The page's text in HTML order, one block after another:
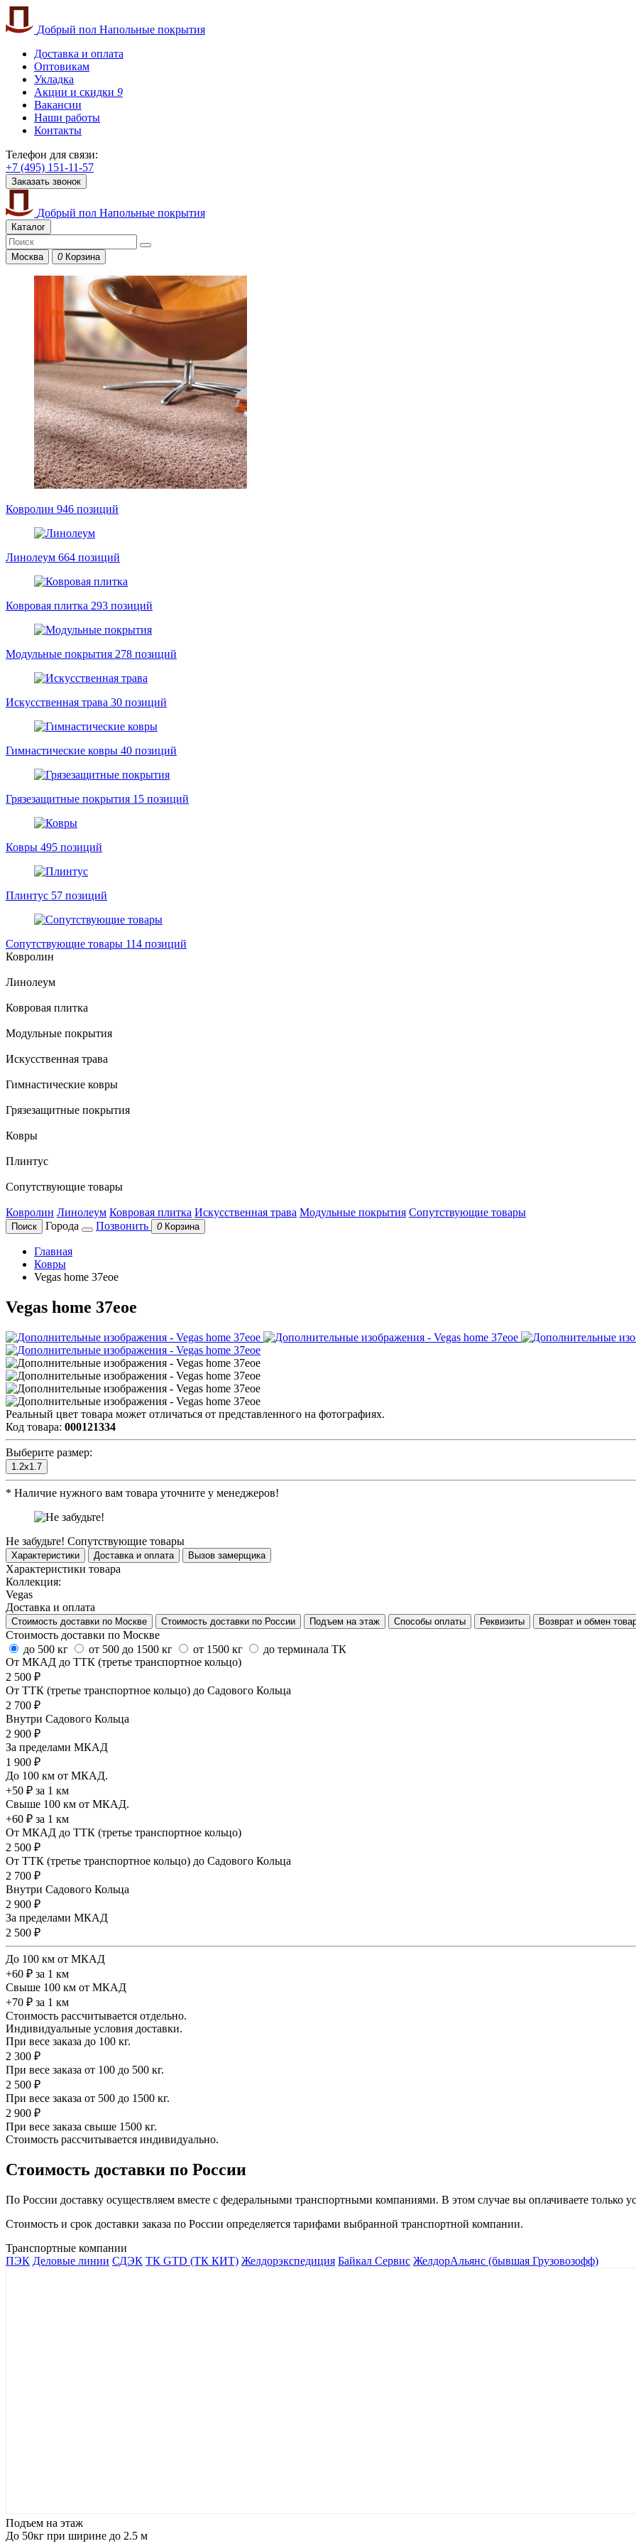
Добрый пол Напольные покрытия
Доставка и оплата
Оптовикам
Укладка
Акции и скидки 9
Вакансии
Наши работы
Контакты
Телефон для связи:
+7 (495) 151-11-57
Заказать звонок
Добрый пол Напольные покрытия
Каталог
Москва 0 Корзина
Ковролин 946 позиций
Линолеум 664 позиций
Ковровая плитка 293 позиций
Модульные покрытия 278 позиций
Искусственная трава 30 позиций
Гимнастические ковры 40 позиций
Грязезащитные покрытия 15 позиций
Ковры 495 позиций
Плинтус 57 позиций
Сопутствующие товары 114 позиций
Ковролин
Линолеум
Ковровая плитка
Модульные покрытия
Искусственная трава
Гимнастические ковры
Грязезащитные покрытия
Ковры
Плинтус
Сопутствующие товары
Ковролин Линолеум Ковровая плитка Искусственная трава Модульные покрытия Сопутствующие товары
Поиск Города Позвонить 0 Корзина
Главная
Ковры
Vegas home 37eoe
Vegas home 37eoe
Реальный цвет товара может отличаться от представленного на фотографиях.
Код товара: 000121334
Выберите размер:
1.2x1.7
* Наличие нужного вам товара уточните у менеджеров!
Не забудьте! Сопутствующие товары
Характеристики Доставка и оплата Вызов замерщика
Характеристики товара
Коллекция:
Vegas
Доставка и оплата
Стоимость доставки по Москве Стоимость доставки по России Подъем на этаж Способы оплаты Реквизиты Возврат и обмен
Стоимость доставки по Москве
до 500 кг
от 500 до 1500 кг от 1500 кг
до терминала ТК
От МКАД до ТТК (третье транспортное кольцо)
2 500 ₽
От ТТК (третье транспортное кольцо) до Садового Кольца
2 700 ₽
Внутри Садового Кольца
2 900 ₽
За пределами МКАД
1 900 ₽
До 100 км от МКАД.
+50 ₽ за 1 км
Свыше 100 км от МКАД.
+60 ₽ за 1 км
От МКАД до ТТК (третье транспортное кольцо)
2 500 ₽
От ТТК (третье транспортное кольцо) до Садового Кольца
2 700 ₽
Внутри Садового Кольца
2 900 ₽
За пределами МКАД
2 500 ₽
До 100 км от МКАД
+60 ₽ за 1 км
Свыше 100 км от МКАД
+70 ₽ за 1 км
Стоимость рассчитывается отдельно.
Индивидуальные условия доставки.
При весе заказа до 100 кг.
2 300 ₽
При весе заказа от 100 до 500 кг.
2 500 ₽
При весе заказа от 500 до 1500 кг.
2 900 ₽
При весе заказа свыше 1500 кг.
Стоимость рассчитывается индивидуально.
Стоимость доставки по России
По России доставку осуществляем вместе с федеральными транспортными компаниями. В этом случае вы оплачиваете только
Стоимость и срок доставки заказа по России определяется тарифами выбранной транспортной компании.
Транспортные компании
ПЭК Деловые линии СДЭК ТК GTD (ТК КИТ) Желдорэкспедиция Байкал Сервис ЖелдорАльянс (бывшая Грузовозофф)
Подъем на этаж
До 50кг при ширине до 2.5 м